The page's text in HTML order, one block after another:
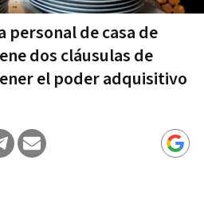
personal de casa de
dos cláusulas de
el poder adquisitivo